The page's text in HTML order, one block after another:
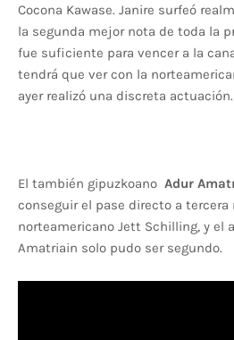
Cocona Kawase. Janire surfeó
la segunda mejor nota de toda la
fue suficiente para vencer a la
tendrá que ver con la
ayer realizó una discreta actuación.
El también gipuzkoano Adur
conseguir el pase directo a tercera
norteamericano Jett Schilling, y el
Amatriain solo pudo ser segundo.